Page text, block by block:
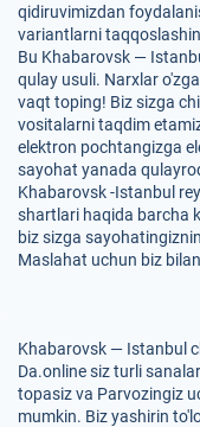
qidiruvimizdan
variantlarni
Bu Khabarovsk —
qulay usuli. Narxlar
vaqt toping! Biz sizga
vositalarni taqdim
elektron pochtangizga
sayohat yanada
Khabarovsk -Istanbul
shartlari haqida barcha
biz sizga
Maslahat uchun biz
Khabarovsk — Istanbul
Da.online siz turli
topasiz va Parvozingiz
mumkin. Biz yashirin